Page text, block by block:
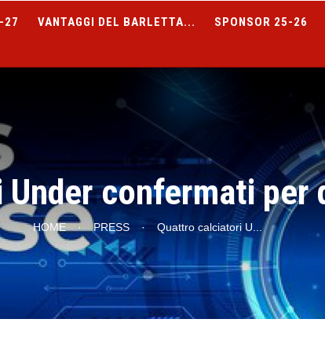
27 VANTAGGI DEL BARLETTA... SPONSOR 25-26
confermati per
HOME · PRESS · Quattro calciatori U...